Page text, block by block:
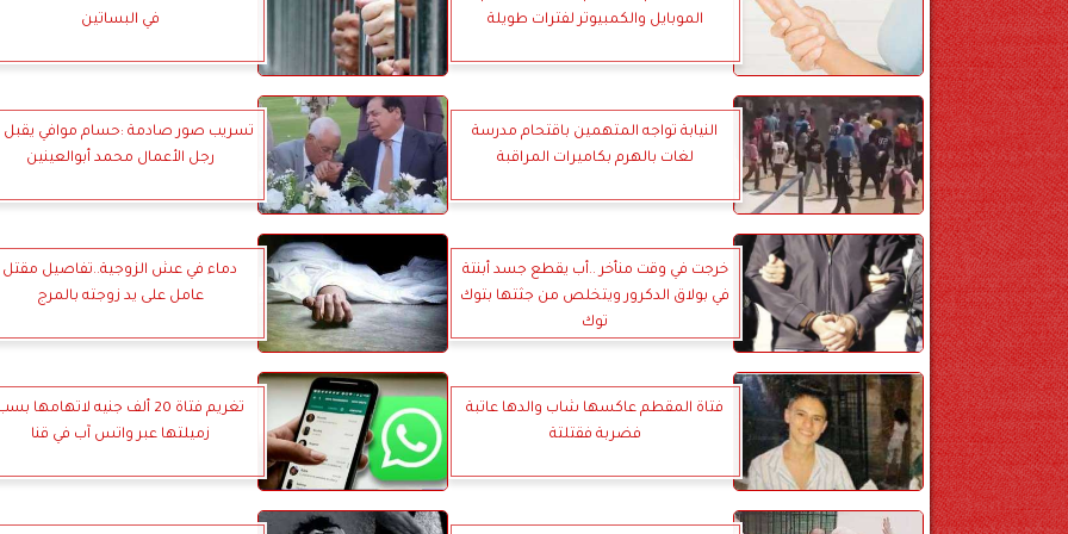
الموبايل والكمبيوتر لفترات طويلة
في البساتين
النيابة تواجه المتهمين باقتحام مدرسة
لغات بالهرم بكاميرات المراقبة
تسريب صور صادمة :حسام موافي يقبل
رجل الأعمال محمد أبوالعينين
خرجت في وقت منأخر ..أب يقطع جسد أبنتة
في بولاق الدكرور ويتخلص من جثتها بتوك
توك
دماء في عش الزوجية..تفاصيل مقتل
عامل على يد زوجته بالمرج
فتاة المقطم عاكسها شاب والدها عاتبة
فضربة فقتلتة
تغريم فتاة 20 ألف جنيه لاتهامها
زميلتها عبر واتس آب في قنا